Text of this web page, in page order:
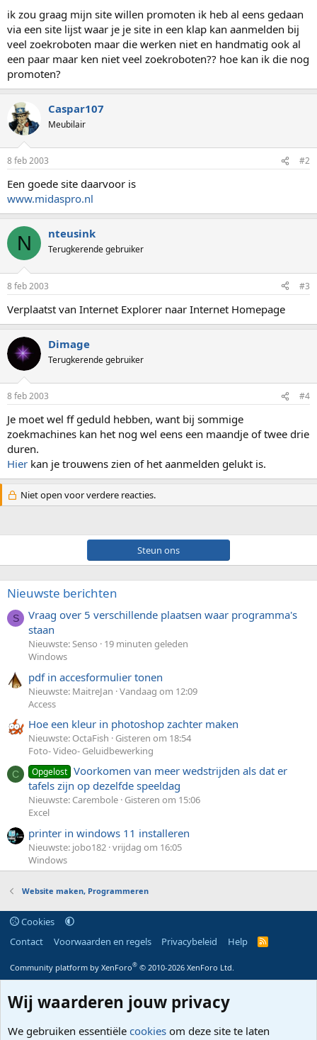
t
e
r
ik zou graag mijn site willen promoten ik heb al eens gedaan
via een site lijst waar je je site in een klap kan aanmelden bij
veel zoekroboten maar die werken niet en handmatig ook al
een paar maar ken niet veel zoekroboten?? hoe kan ik die nog
promoten?
Caspar107
Meubilair
8 feb 2003 #2
Een goede site daarvoor is
www.midaspro.nl
N nteusink
Terugkerende gebruiker
8 feb 2003 #3
Verplaatst van Internet Explorer naar Internet Homepage
Dimage
Terugkerende gebruiker
8 feb 2003 #4
Je moet wel ff geduld hebben, want bij sommige
zoekmachines kan het nog wel eens een maandje of twee drie
duren.
Hier kan je trouwens zien of het aanmelden gelukt is.
Niet open voor verdere reacties.
Steun ons
Nieuwste berichten
S
Vraag over 5 verschillende plaatsen waar programma's
staan
Nieuwste: Senso
19 minuten geleden
Windows
pdf in accesformulier tonen
Nieuwste: MaitreJan Vandaag om 12:09
Access
Hoe een kleur in photoshop zachter maken
Nieuwste: OctaFish
Gisteren om 18:54
Foto- Video- Geluidbewerking
C Opgelost Voorkomen van meer wedstrijden als dat er
tafels zijn op dezelfde speeldag
Nieuwste: Carembole Gisteren om 15:06
Excel
printer in windows 11 installeren
Nieuwste: jobo182 vrijdag om 16:05
Windows
Website maken, Programmeren
Cookies
Contact
Voorwaarden en regels Privacybeleid Help
R
S
Community platform by XenForo® © 2010-2026 XenForo Ltd.
Wij waarderen jouw privacy
We gebruiken essentiële cookies om deze site te laten